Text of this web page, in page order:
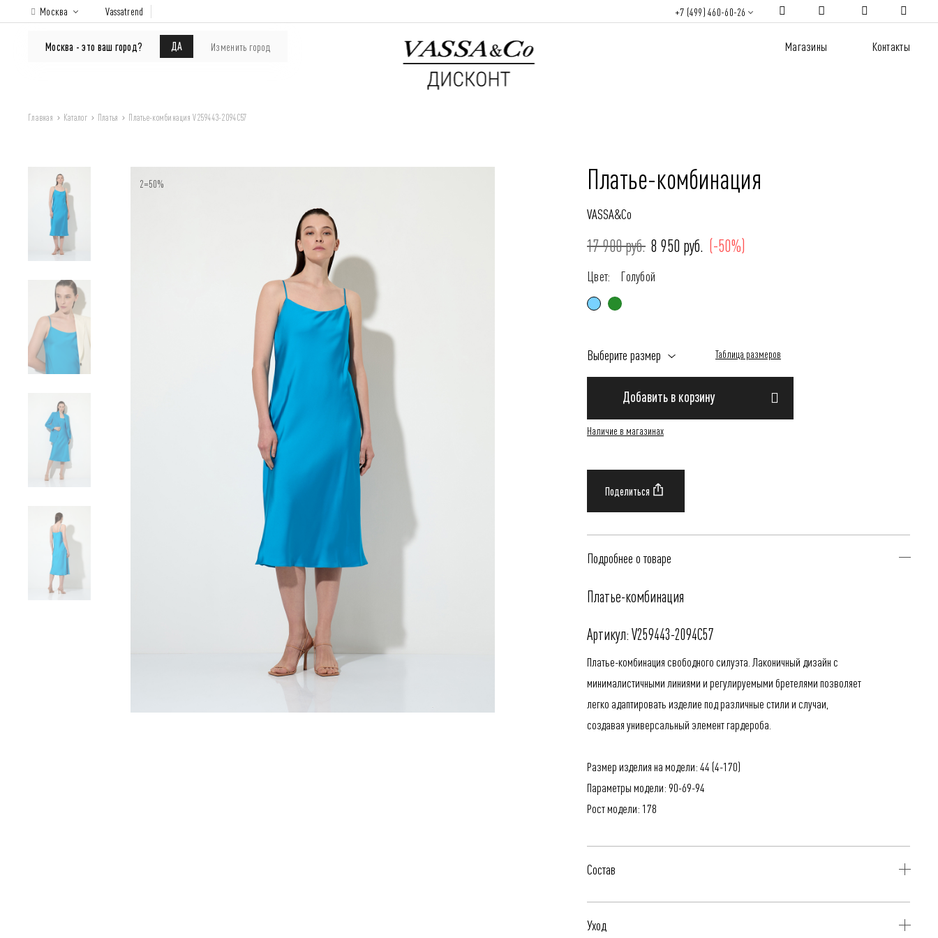
Москва
Москва - это ваш город? ДА Изменить город
Vassatrend +7 (499) 460-60-26
КАТАЛОГ Покупателям Магазины Контакты
Главная Каталог Платья Платье-комбинация V259443-2094C57
2=50% Платье-комбинация
VASSA&Co
17 900 руб. 8 950 руб. (-50%)
Цвет: Голубой
Выберите размер Таблица размеров
Добавить в корзину
Наличие в магазинах
Подробнее о товаре
Платье-комбинация
Артикул: V259443-2094C57
Платье-комбинация свободного силуэта. Лаконичный дизайн с
минималистичными линиями и регулируемыми бретелями позволяет
легко адаптировать изделие под различные стили и случаи,
создавая универсальный элемент гардероба.
Размер изделия на модели: 44 (4-170)
Параметры модели: 90-69-94
Рост модели: 178
Состав
100% Полиэстер
Уход